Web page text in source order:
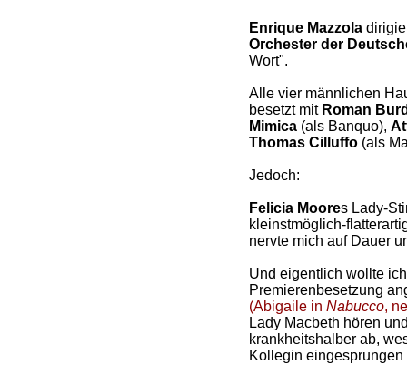
Enrique Mazzola
Orchester der
Wort".
Alle vier männlichen
besetzt mit Roman
Mimica(als Banquo),
Thomas Cilluffo(als
Jedoch:
Felicia Moores Lady-
kleinstmöglich-
nervte mich auf Dauer
Und eigentlich wollte
Premierenbesetzung
(Abigaile in Nabucco,
Lady Macbeth hören
krankheitshalber ab,
Kollegin eingesprungen